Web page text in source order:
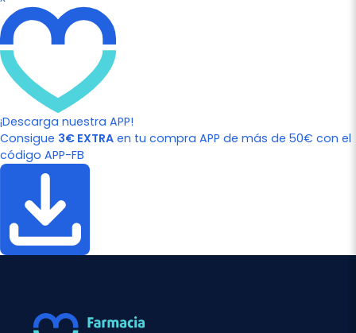
¡Descarga nuestra APP!
Consigue 3€ EXTRA en tu compra APP de más de 50€ con el
código APP-FB